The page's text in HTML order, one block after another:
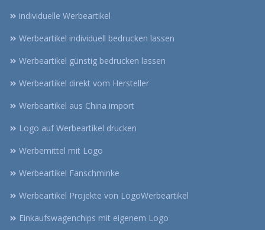
individuelle Werbeartikel
Werbeartikel individuell bedrucken lassen
Werbeartikel günstig bedrucken lassen
Werbeartikel direkt vom Hersteller
Werbeartikel aus China import
Logo auf Werbeartikel drucken
Werbemittel mit Logo
Werbeartikel Fanschminke
Werbeartikel Projekte von LogoWerbeartikel
Einkaufswagenchips mit eigenem Logo